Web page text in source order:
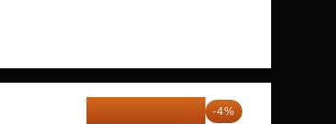
26 062 848 ₽ -4%